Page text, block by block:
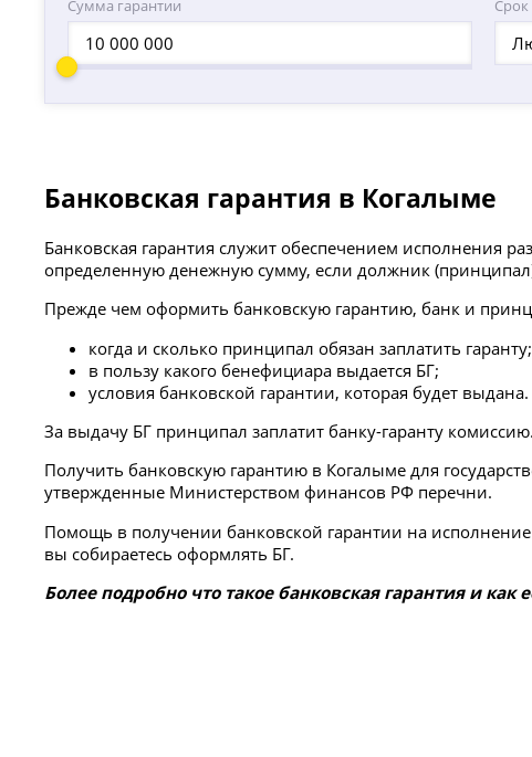
Сумма гарантии Срок
Банковская гарантия в Когалыме
Банковская гарантия служит обеспечением исполнения
определенную денежную сумму, если должник
Прежде чем оформить банковскую гарантию, банк и
когда и сколько принципал обязан заплатить гаранту;
в пользу какого бенефициара выдается БГ;
условия банковской гарантии, которая будет выдана.
За выдачу БГ принципал заплатит банку-гаранту
Получить банковскую гарантию в Когалыме для
утвержденные Министерством финансов РФ перечни.
Помощь в получении банковской гарантии на
вы собираетесь оформлять БГ.
Более подробно что такое банковская гарантия и